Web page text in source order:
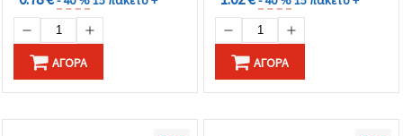
ΑΓΟΡΆ ΑΓΟΡΆ